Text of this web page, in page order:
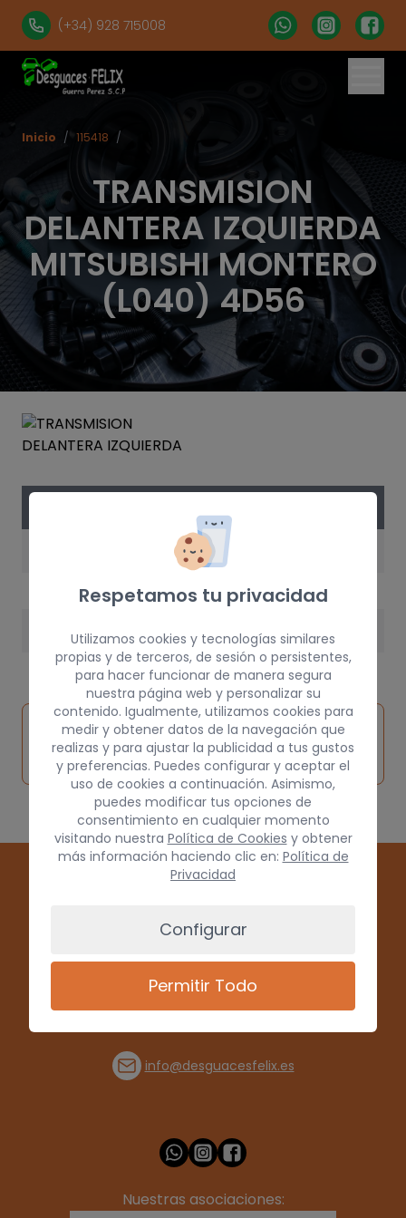
(+34) 928 715008
TRANSMISION
DELANTERA IZQUIERDA
MITSUBISHI MONTERO
(L040) 4D56
Inicio / 115418 /
100,00 kg
Inspeccionar
vehículo de
origen
Solicitar
pieza
Consultar
por
(+34) 928 715008
info@desguacesfelix.es
Nuestras asociaciones:
Respetamos tu privacidad
Utilizamos cookies y tecnologías similares
propias y de terceros, de sesión o persistentes,
para hacer funcionar de manera segura
nuestra página web y personalizar su
contenido. Igualmente, utilizamos cookies para
medir y obtener datos de la navegación que
realizas y para ajustar la publicidad a tus gustos
y preferencias. Puedes configurar y aceptar el
uso de cookies a continuación. Asimismo,
puedes modificar tus opciones de
consentimiento en cualquier momento
visitando nuestra Política de Cookies y obtener
más información haciendo clic en: Política de
Privacidad
Configurar
Permitir Todo